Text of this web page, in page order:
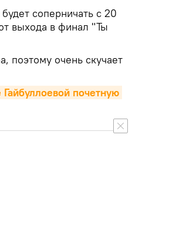
соперничать с 20
выхода в финал "Ты
поэтому очень скучает
почетную